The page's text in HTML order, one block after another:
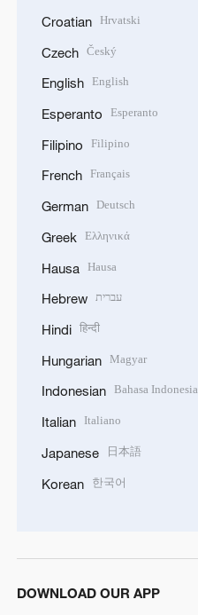
Croatian Hrvatski
Czech Český
English English
Esperanto Esperanto
Filipino Filipino
French Français
German Deutsch
Greek Ελληνικά
Hausa Hausa
Hebrew עברית
Hindi हिन्दी
Hungarian Magyar
Indonesian Bahasa Indonesia
Italian Italiano
Japanese 日本語
Korean 한국어
DOWNLOAD OUR APP